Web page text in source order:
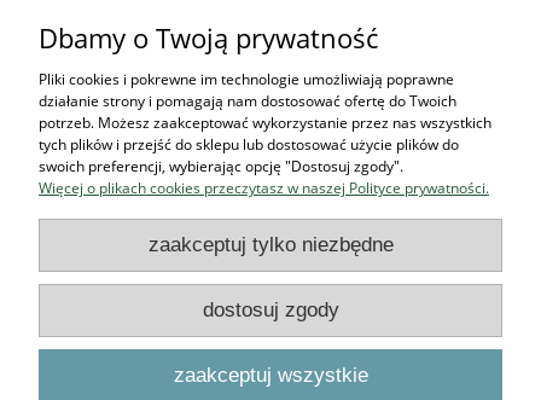
Zaczynamy kolekcjonerska przygodę
16-04-2026 , Stworek
Jak zacząć kolekcjonować
figurki? Przewodnik dla
przyszłych bohaterów
Podstawowe informacje
O NAS
Dbamy o Twoją prywatność
Pliki cookies i pokrewne im technologie umożliwiają poprawne
działanie strony i pomagają nam dostosować ofertę do Twoich
potrzeb. Możesz zaakceptować wykorzystanie przez nas wszystkich
tych plików i przejść do sklepu lub dostosować użycie plików do
swoich preferencji, wybierając opcję "Dostosuj zgody".
Więcej o plikach cookies przeczytasz w naszej Polityce prywatności.
zaakceptuj tylko niezbędne
dostosuj zgody
zaakceptuj wszystkie